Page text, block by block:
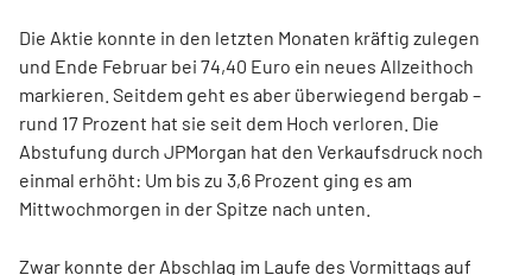
Die Aktie konnte in den letzten Monaten kräftig zulegen
und Ende Februar bei 74,40 Euro ein neues Allzeithoch
markieren. Seitdem geht es aber überwiegend bergab –
rund 17 Prozent hat sie seit dem Hoch verloren. Die
Abstufung durch JPMorgan hat den Verkaufsdruck noch
einmal erhöht: Um bis zu 3,6 Prozent ging es am
Mittwochmorgen in der Spitze nach unten.
Zwar konnte der Abschlag im Laufe des Vormittags auf